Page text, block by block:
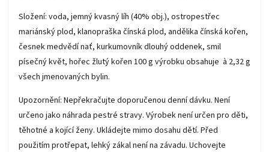
Složení: voda, jemný kvasný líh (40% obj.), ostropestřec
mariánský plod, klanopraška čínská plod, andělika čínská kořen,
česnek medvědí nať, kurkumovník dlouhý oddenek, smil
písečný květ, hořec žlutý kořen 100 g výrobku obsahuje à 2,32 g
všech jmenovaných bylin.
Upozornění: Nepřekračujte doporučenou denní dávku. Není
určeno jako náhrada pestré stravy. Výrobek není určen pro děti,
těhotné a kojící ženy. Ukládejte mimo dosahu dětí. Před
použitím protřepat, lehký zákal není na závadu. Uchovejte